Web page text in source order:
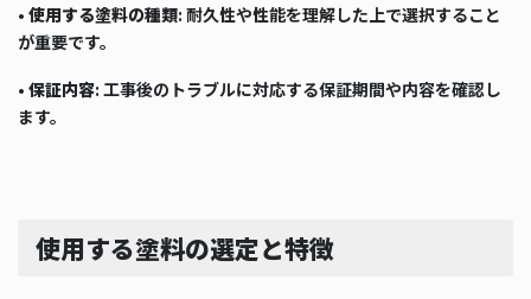
• 使用する塗料の種類: 耐久性や性能を理解した上で選択すること
が重要です。
• 保証内容: 工事後のトラブルに対応する保証期間や内容を確認し
ます。
使用する塗料の選定と特徴